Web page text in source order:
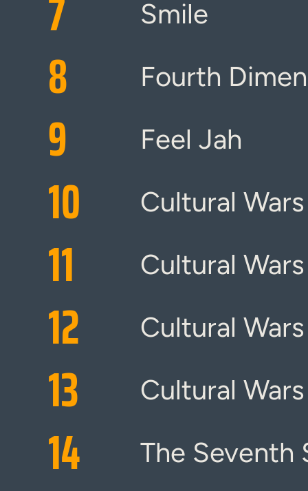
Smile
8 Fourth
9 Feel Jah
10 Cultural
11 Cultural
12 Cultural
13 Cultural
14 The Seventh